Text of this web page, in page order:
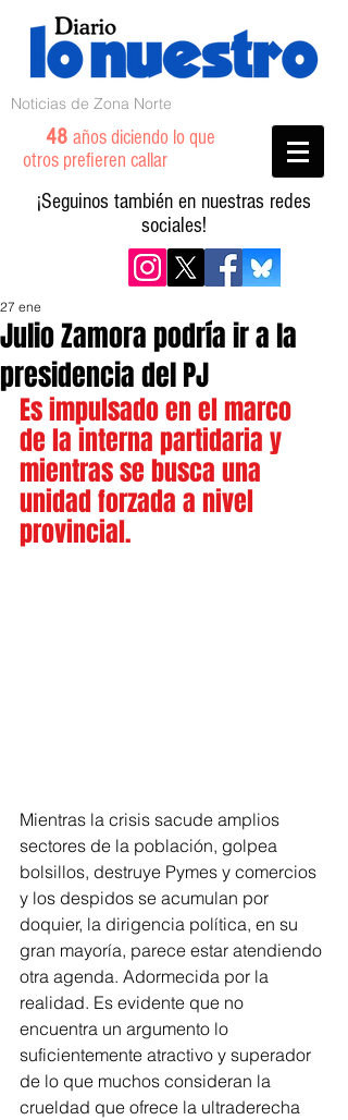
Noticias de Zona Norte
48 años diciendo lo que
otros prefieren callar
¡Seguinos también en nuestras redes
sociales!
Julio Zamora podría ir a la
presidencia del PJ
27 ene
Es impulsado en el marco
de la interna partidaria y
mientras se busca una
unidad forzada a nivel
provincial.
Mientras la crisis sacude amplios
sectores de la población, golpea
bolsillos, destruye Pymes y comercios
y los despidos se acumulan por
doquier, la dirigencia política, en su
gran mayoría, parece estar atendiendo
otra agenda. Adormecida por la
realidad. Es evidente que no
encuentra un argumento lo
suficientemente atractivo y superador
de lo que muchos consideran la
crueldad que ofrece la ultraderecha